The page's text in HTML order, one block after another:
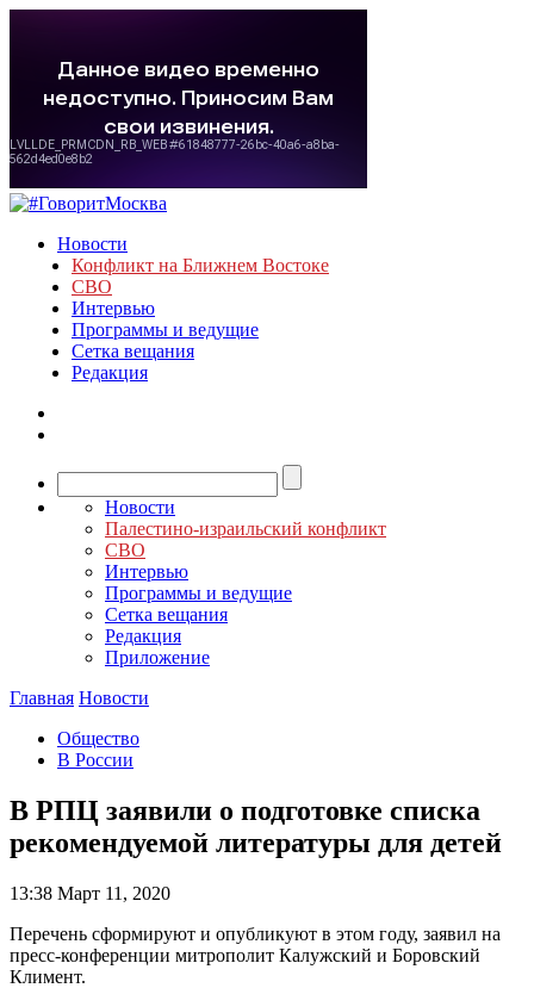
Новости
Конфликт на Ближнем Востоке
СВО
Интервью
Программы и ведущие
Сетка вещания
Редакция
Новости
Палестино-израильский конфликт
СВО
Интервью
Программы и ведущие
Сетка вещания
Редакция
Приложение
Главная Новости
Общество
В России
В РПЦ заявили о подготовке списка
рекомендуемой литературы для детей
13:38 Март 11, 2020
Перечень сформируют и опубликуют в этом году, заявил на
пресс-конференции митрополит Калужский и Боровский
Климент.